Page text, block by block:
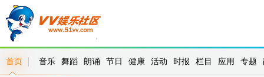
首页 音乐 舞蹈 朗诵 节日 健康 活动 时报 栏目 应用 专题